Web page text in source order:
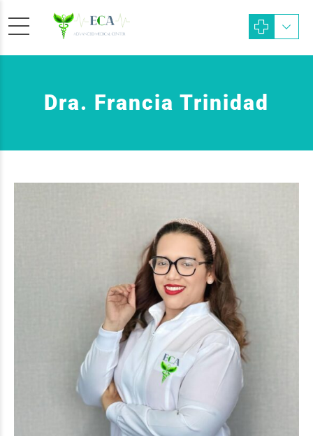
Dra. Francia Trinidad